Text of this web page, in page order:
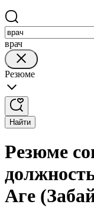
врач
Резюме
Найти
Резюме
Аге